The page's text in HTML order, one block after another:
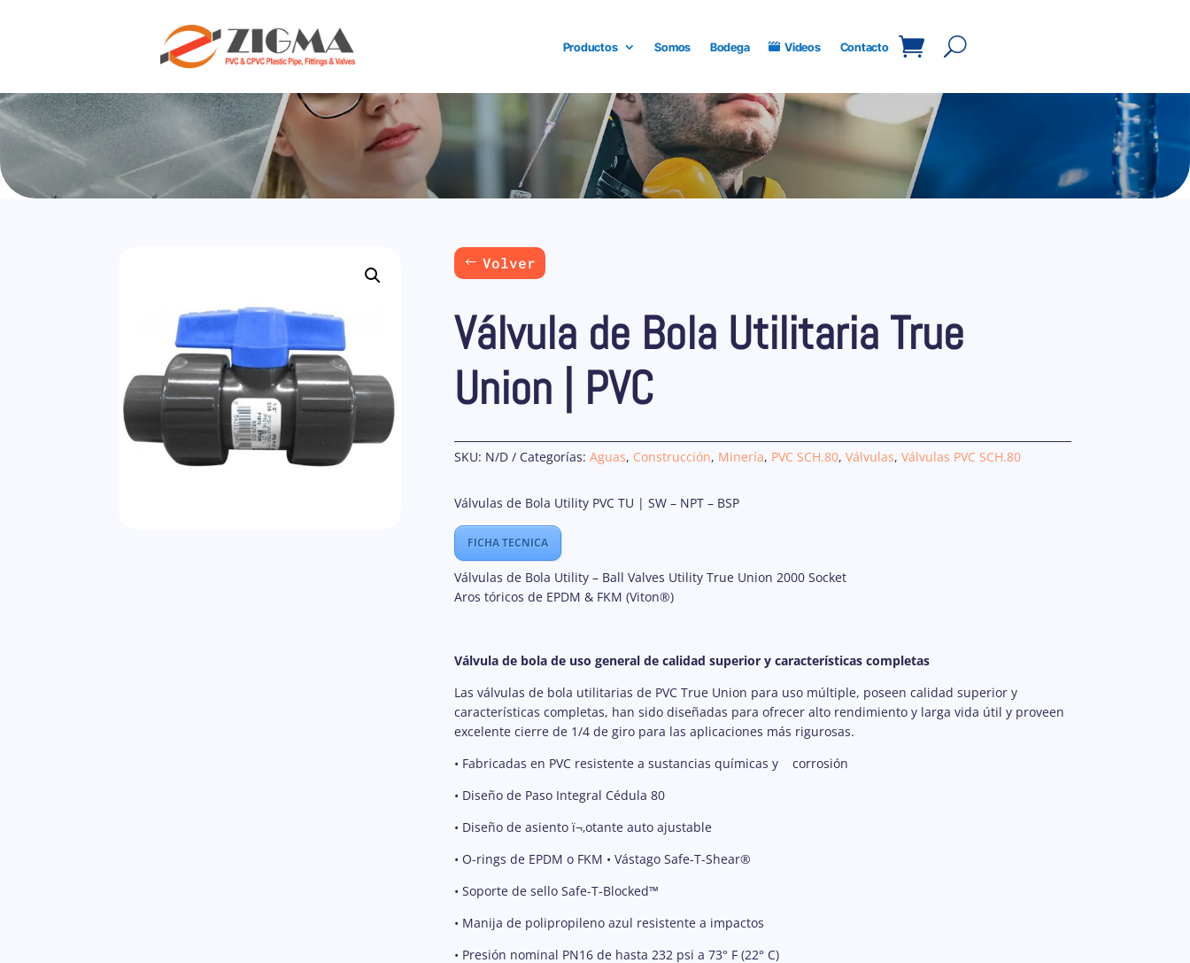
Productos Somos Bodega Videos Contacto
Volver
Válvula de Bola Utilitaria True
Union | PVC
SKU: N/D Categorías: Aguas, Construcción, Minería, PVC SCH.80, Válvulas, Válvulas PVC SCH.80
Válvulas de Bola Utility PVC TU | SW – NPT – BSP
FICHA TECNICA
Válvulas de Bola Utility – Ball Valves Utility True Union 2000 Socket
Aros tóricos de EPDM & FKM (Viton®)
Válvula de bola de uso general de calidad superior y características completas
Las válvulas de bola utilitarias de PVC True Union para uso múltiple, poseen calidad superior y
características completas, han sido diseñadas para ofrecer alto rendimiento y larga vida útil y proveen
excelente cierre de 1/4 de giro para las aplicaciones más rigurosas.
• Fabricadas en PVC resistente a sustancias químicas y corrosión
• Diseño de Paso Integral Cédula 80
• Diseño de asiento ï¬‚otante auto ajustable
• O-rings de EPDM o FKM • Vástago Safe-T-Shear®
• Soporte de sello Safe-T-Blocked™
• Manija de polipropileno azul resistente a impactos
• Presión nominal PN16 de hasta 232 psi a 73° F (22° C)